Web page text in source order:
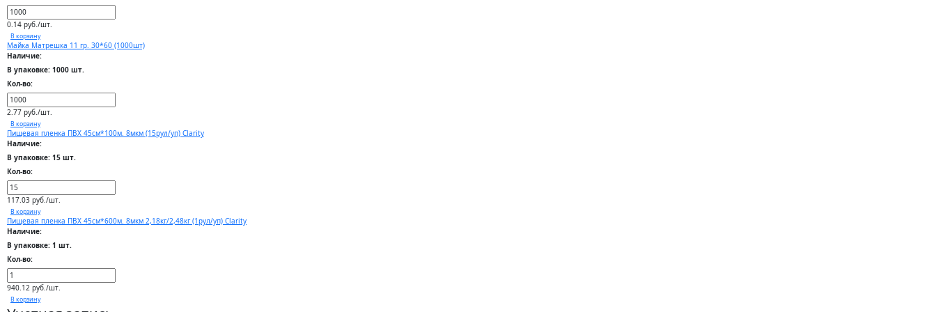
0.14 руб./шт.
В корзину
Майка Матрешка 11 гр. 30*60 (1000шт)
Наличие:
В упаковке: 1000 шт.
Кол-во:
2.77 руб./шт.
В корзину
Пищевая пленка ПВХ 45см*100м. 8мкм (15рул/уп) Clarity
Наличие:
В упаковке: 15 шт.
Кол-во:
117.03 руб./шт.
В корзину
Пищевая пленка ПВХ 45см*600м. 8мкм 2,18кг/2,48кг (1рул/уп) Clarity
Наличие:
В упаковке: 1 шт.
Кол-во:
940.12 руб./шт.
В корзину